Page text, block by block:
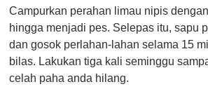
Campurkan perahan limau nipis
hingga menjadi pes. Selepas itu, sapu
dan gosok perlahan-lahan selama 15
bilas. Lakukan tiga kali seminggu
celah paha anda hilang.